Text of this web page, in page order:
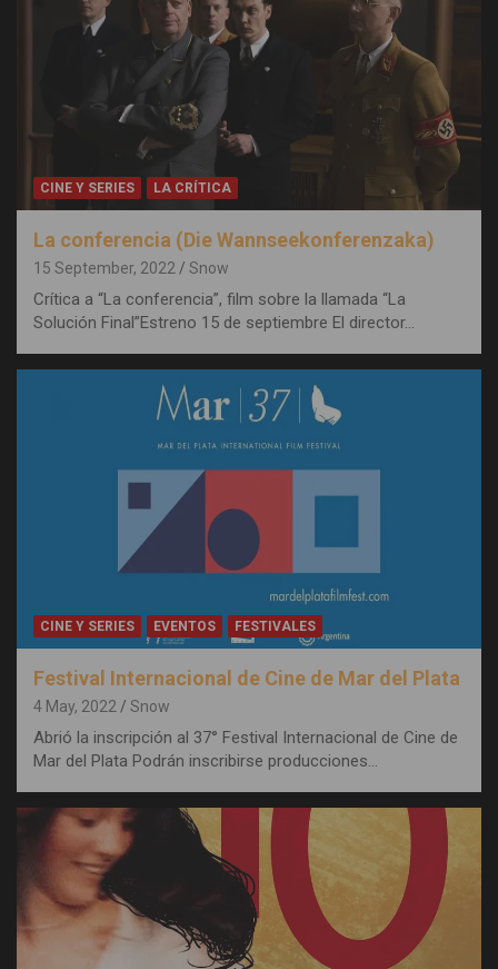
CINE Y SERIES LA CRÍTICA
La conferencia (Die Wannseekonferenzaka)
15 September, 2022 Snow
Crítica a “La conferencia”, film sobre la llamada “La
Solución Final”Estreno 15 de septiembre El director…
CINE Y SERIES EVENTOS FESTIVALES
Festival Internacional de Cine de Mar del Plata
4 May, 2022 Snow
Abrió la inscripción al 37° Festival Internacional de Cine de
Mar del Plata Podrán inscribirse producciones…